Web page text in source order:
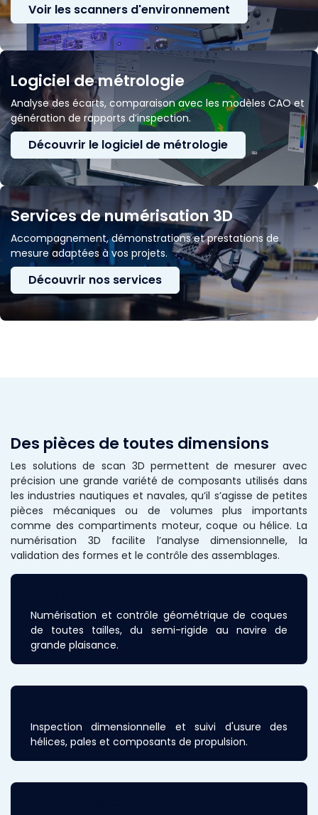
Voir les scanners d'environnement
Logiciel de métrologie
Analyse des écarts, comparaison avec les modèles CAO et
génération de rapports d’inspection.
Découvrir le logiciel de métrologie
Services de numérisation 3D
Accompagnement, démonstrations et prestations de
mesure adaptées à vos projets.
Découvrir nos services
Des pièces de toutes dimensions
Les solutions de scan 3D permettent de mesurer avec
précision une grande variété de composants utilisés dans
les industries nautiques et navales, qu’il s’agisse de petites
pièces mécaniques ou de volumes plus importants
comme des compartiments moteur, coque ou hélice. La
numérisation 3D facilite l’analyse dimensionnelle, la
validation des formes et le contrôle des assemblages.
Numérisation et contrôle géométrique de coques
de toutes tailles, du semi-rigide au navire de
grande plaisance.
Inspection dimensionnelle et suivi d'usure des
hélices, pales et composants de propulsion.